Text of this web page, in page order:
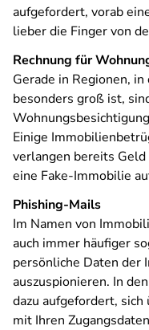
aufgefordert, vorab
lieber die Finger von
Rechnung für
Gerade in Regionen,
besonders groß ist,
Einige
verlangen bereits
eine Fake-Immobilie
Phishing-Mails
Im Namen von
auch immer häufiger
persönliche Daten der
auszuspionieren. In
dazu aufgefordert,
mit Ihren